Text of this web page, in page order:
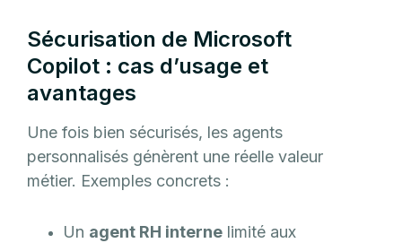
Sécurisation de Microsoft
Copilot : cas d’usage et
avantages
Une fois bien sécurisés, les agents
personnalisés génèrent une réelle valeur
métier. Exemples concrets :
Un agent RH interne limité aux